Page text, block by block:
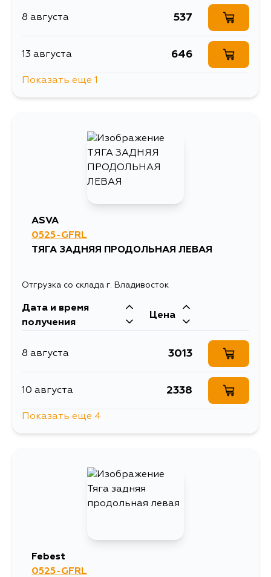
8 августа 537
13 августа 646
Показать еще 1
ASVA
0525-GFRL
ТЯГА ЗАДНЯЯ ПРОДОЛЬНАЯ ЛЕВАЯ
Отгрузка со склада г. Владивосток
Дата и время
получения
Цена
8 августа 3013
10 августа 2338
3013
3013
Показать еще 4
Febest
0525-GFRL